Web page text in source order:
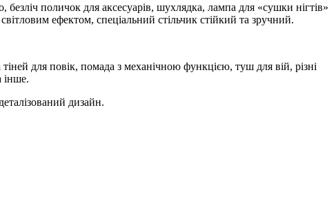
поличок для аксесуарів, шухлядка, лампа для «сушки нігтів»
ефектом, спеціальний стільчик стійкий та зручний.
для повік, помада з механічною функцією, туш для вій, різні
інше.
дизайн.